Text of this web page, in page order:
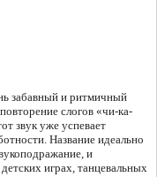
забавный и ритмичный
слогов «чи-ка-
звук уже успевает
Название идеально
и
играх, танцевальных